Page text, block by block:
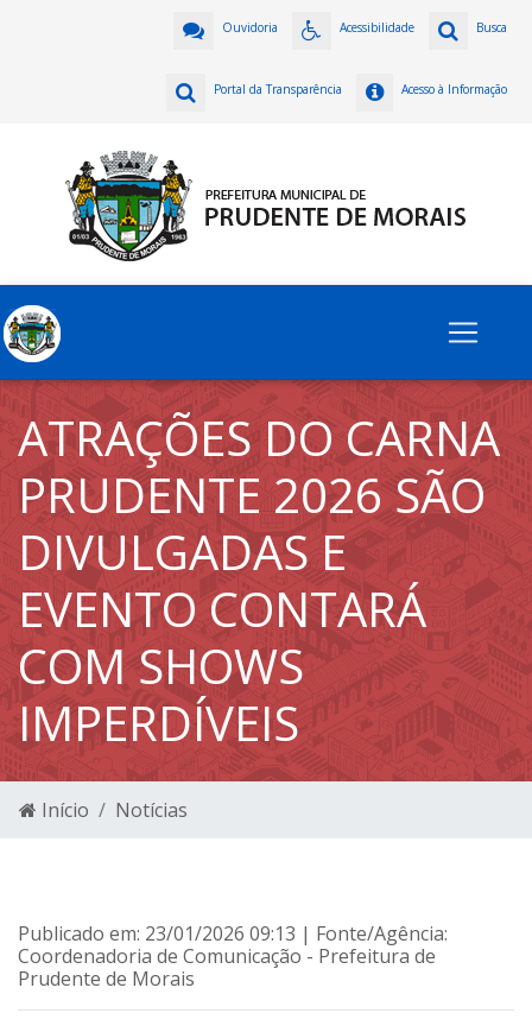
Busca
Acessibilidade
Ouvidoria
Acesso à Informação
Portal da Transparência
ATRAÇÕES DO CARNA
PRUDENTE 2026 SÃO
DIVULGADAS E
EVENTO CONTARÁ
COM SHOWS
IMPERDÍVEIS
Início Notícias
Publicado em: 23/01/2026 09:13 | Fonte/Agência:
Coordenadoria de Comunicação - Prefeitura de
Prudente de Morais